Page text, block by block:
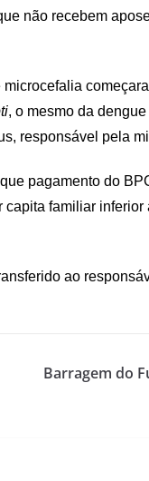
não recebem
, o mesmo da
responsável pela
pagamento do
familiar inferior
ao
Barragem do